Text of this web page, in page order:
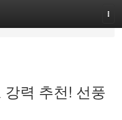
력 추천! 선풍